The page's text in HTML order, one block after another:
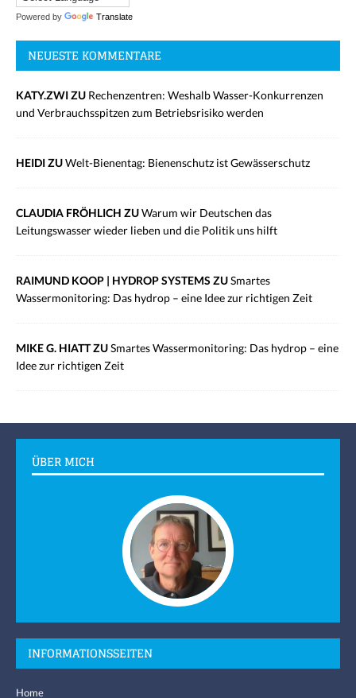
Powered by Translate
NEUESTE KOMMENTARE
KATY.ZWI ZU Rechenzentren: Weshalb Wasser-Konkurrenzen
und Verbrauchsspitzen zum Betriebsrisiko werden
HEIDI ZUWelt-Bienentag: Bienenschutz ist Gewässerschutz
CLAUDIA FRÖHLICH ZUWarum wir Deutschen das
Leitungswasser wieder lieben und die Politik uns hilft
RAIMUND KOOP | HYDROP SYSTEMS ZUSmartes
Wassermonitoring: Das hydrop – eine Idee zur richtigen Zeit
MIKE G. HIATT ZUSmartes Wassermonitoring: Das hydrop – eine
Idee zur richtigen Zeit
ÜBER MICH
INFORMATIONSSEITEN
Home